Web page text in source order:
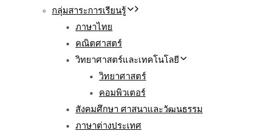
กลุ่มสาระการเรียนรู้
ภาษาไทย
คณิตศาสตร์
วิทยาศาสตร์และเทคโนโลยี
วิทยาศาสตร์
คอมพิวเตอร์
สังคมศึกษา ศาสนาและวัฒนธรรม
ภาษาต่างประเทศ